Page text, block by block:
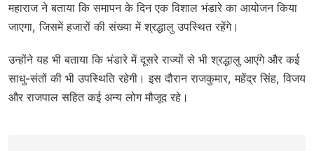
महाराज ने बताया कि समापन के दिन एक विशाल भंडारे का आयोजन किया
जाएगा, जिसमें हजारों की संख्या में श्रद्धालु उपस्थित रहेंगे।
उन्होंने यह भी बताया कि भंडारे में दूसरे राज्यों से भी श्रद्धालु आएंगे और कई
साधु-संतों की भी उपस्थिति रहेगी। इस दौरान राजकुमार, महेंद्र सिंह, विजय
और राजपाल सहित कई अन्य लोग मौजूद रहे।